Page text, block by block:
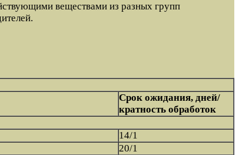
веществами из разных групп
Срок ожидания, дней/
кратность обработок
14/1
20/1